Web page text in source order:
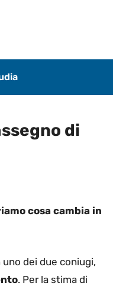
di
cosa cambia in
uno dei due coniugi,
. Per la stima di